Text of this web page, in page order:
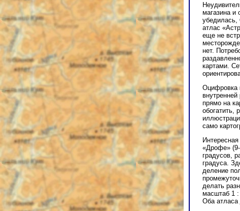
магазина и
убедилась,
атлас
еще не
нет.
картами.
Оцифровка
прямо на
обогатить,
само
«Дрофе»
градусов,
градуса.
деление
делать
масштаб 1 :
Оба атласа